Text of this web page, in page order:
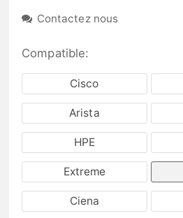
Contactez nous
Compatible:
Cisco
Arista
HPE
Extreme
Ciena